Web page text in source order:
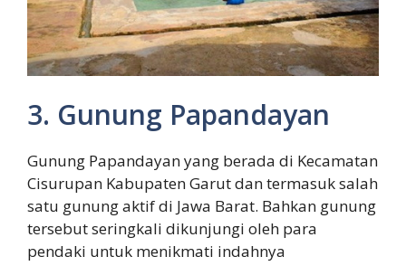
3. Gunung Papandayan
Gunung Papandayan yang berada di Kecamatan
Cisurupan Kabupaten Garut dan termasuk salah
satu gunung aktif di Jawa Barat. Bahkan gunung
tersebut seringkali dikunjungi oleh para
pendaki untuk menikmati indahnya